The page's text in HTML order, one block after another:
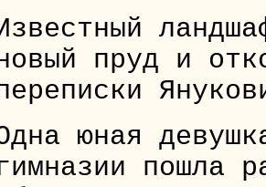
пруд и
юная
пошла